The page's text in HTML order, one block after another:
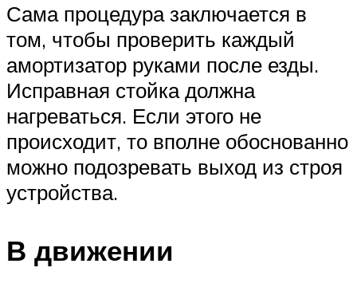
Сама процедура заключается в
том, чтобы проверить каждый
амортизатор руками после езды.
Исправная стойка должна
нагреваться. Если этого не
происходит, то вполне обоснованно
можно подозревать выход из строя
устройства.
В движении